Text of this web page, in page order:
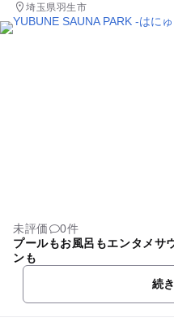
埼玉県羽生市
未評価
0件
プールもお風呂もエンタメサ
ンも
続